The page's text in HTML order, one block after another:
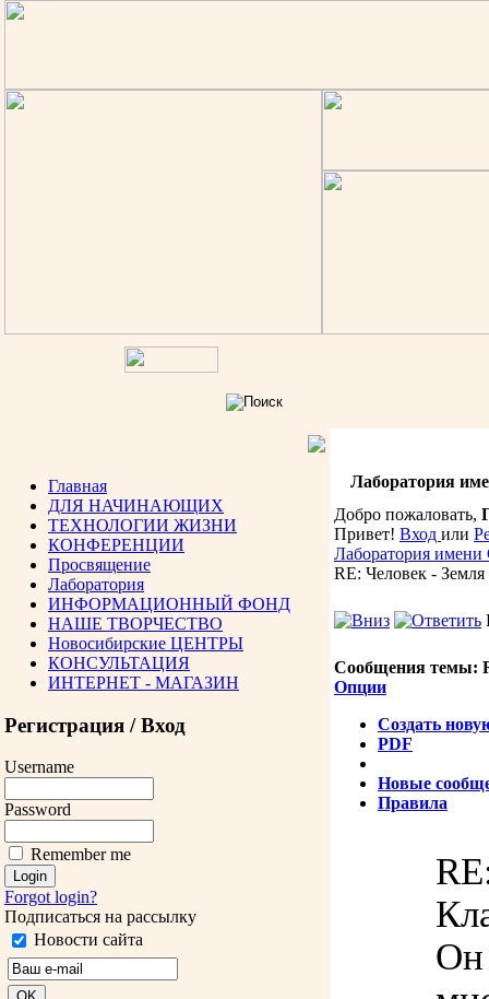
Главная
ДЛЯ НАЧИНАЮЩИХ
ТЕХНОЛОГИИ ЖИЗНИ
КОНФЕРЕНЦИИ
Просвящение
Лаборатория
ИНФОРМАЦИОННЫЙ ФОНД
НАШЕ ТВОРЧЕСТВО
Новосибирские ЦЕНТРЫ
КОНСУЛЬТАЦИЯ
ИНТЕРНЕТ - МАГАЗИН
Регистрация / Вход
Username
Password
Remember me
Forgot login?
Подписаться на рассылку
Новости сайта
Лаборатория
Добро пожаловать,
Привет! Вход или
Лаборатория
RE: Человек -
Сообщения темы:
Опции
Создать
PDF
Новые
Правила
Он